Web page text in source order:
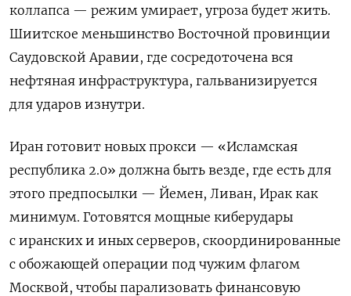
коллапса — режим умирает, угроза будет жить.
Шиитское меньшинство Восточной провинции
Саудовской Аравии, где сосредоточена вся
нефтяная инфраструктура, гальванизируется
для ударов изнутри.
Иран готовит новых прокси — «Исламская
республика 2.0» должна быть везде, где есть для
этого предпосылки — Йемен, Ливан, Ирак как
минимум. Готовятся мощные киберудары
с иранских и иных серверов, скоординированные
с обожающей операции под чужим флагом
Москвой, чтобы парализовать финансовую